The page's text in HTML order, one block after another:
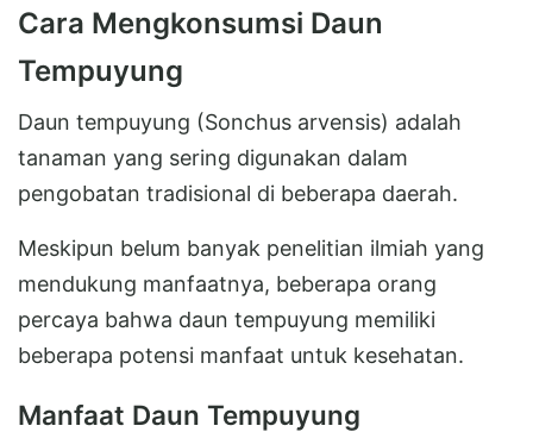
Cara Mengkonsumsi Daun
Tempuyung
Daun tempuyung (Sonchus arvensis) adalah
tanaman yang sering digunakan dalam
pengobatan tradisional di beberapa daerah.
Meskipun belum banyak penelitian ilmiah yang
mendukung manfaatnya, beberapa orang
percaya bahwa daun tempuyung memiliki
beberapa potensi manfaat untuk kesehatan.
Manfaat Daun Tempuyung